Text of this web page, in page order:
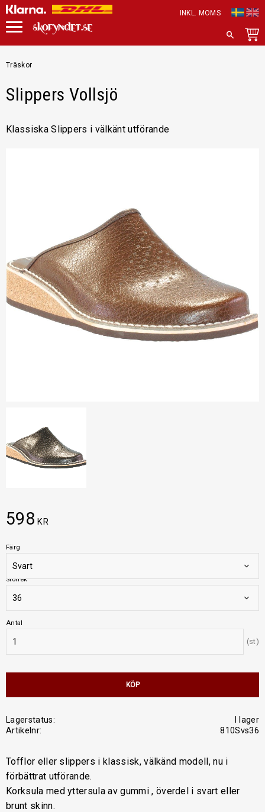
Meny
INKL. MOMS
SÖK
Träskor
Slippers Vollsjö
Klassiska Slippers i välkänt utförande
598 KR
Färg
Storlek
Antal
st
KÖP
Lagerstatus
I lager
Artikelnr
810Svs36
Tofflor eller slippers i klassisk, välkänd modell, nu i
förbättrat utförande.
Korksula med yttersula av gummi , överdel i svart eller
brunt skinn.